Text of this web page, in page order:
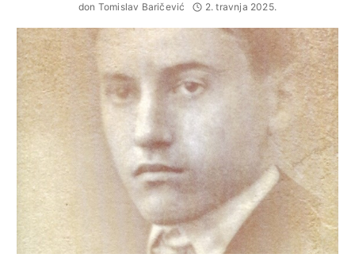
don Tomislav Baričević 2. travnja 2025.